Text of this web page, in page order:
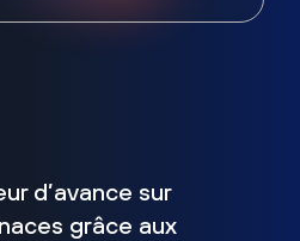
d’avance sur
grâce aux